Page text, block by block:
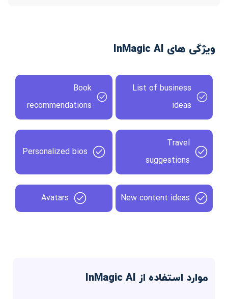
ویژگی های InMagic AI
List of business
ideas
Book
recommendations
Travel
suggestions
Personalized bios
New content ideas
Avatars
موارد استفاده از InMagic AI